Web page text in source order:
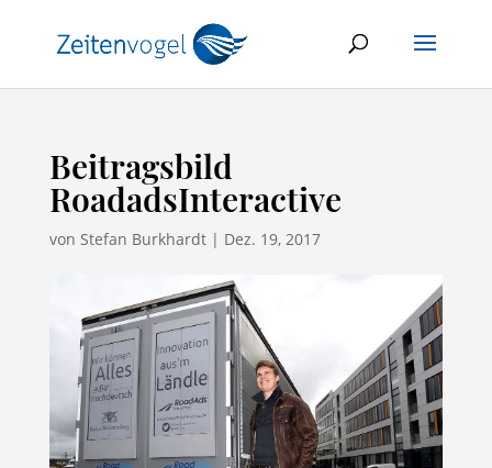
Beitragsbild
RoadadsInteractive
von Stefan Burkhardt| Dez. 19, 2017